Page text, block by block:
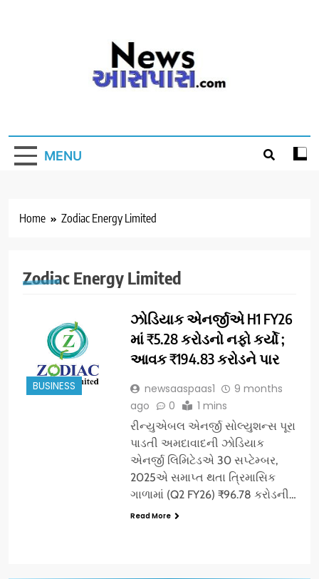
MENU
Home Zodiac Energy Limited
Zodiac Energy Limited
BUSINESS
ઝોડિયાક એનર્જીએ H1 FY26
માં ₹5.28 કરોડનો નફો કર્યો ;
આવક ₹194.83 કરોડને પાર
newsaaspaas1
9 months
ago
0 1 mins
રીન્યુએબલ એનર્જી સોલ્યુશન્સ પૂરા
પાડતી અમદાવાદની ઝોડિયાક
એનર્જી લિમિટેડએ 30 સપ્ટેમ્બર,
2025એ સમાપ્ત થતા ત્રિમાસિક
ગાળામાં (Q2 FY26) ₹96.78 કરોડની…
Read More